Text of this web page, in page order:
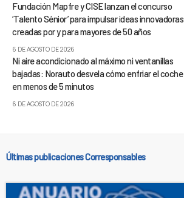
Fundación Mapfre y CISE lanzan el concurso
‘Talento Sénior’ para impulsar ideas innovadoras
creadas por y para mayores de 50 años
6 DE AGOSTO DE 2026
Ni aire acondicionado al máximo ni ventanillas
bajadas: Norauto desvela cómo enfriar el coche
en menos de 5 minutos
6 DE AGOSTO DE 2026
Últimas publicaciones Corresponsables